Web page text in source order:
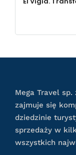
Mega Travel
zajmuje się
dziedzinie
sprzedaży w
wszystkich